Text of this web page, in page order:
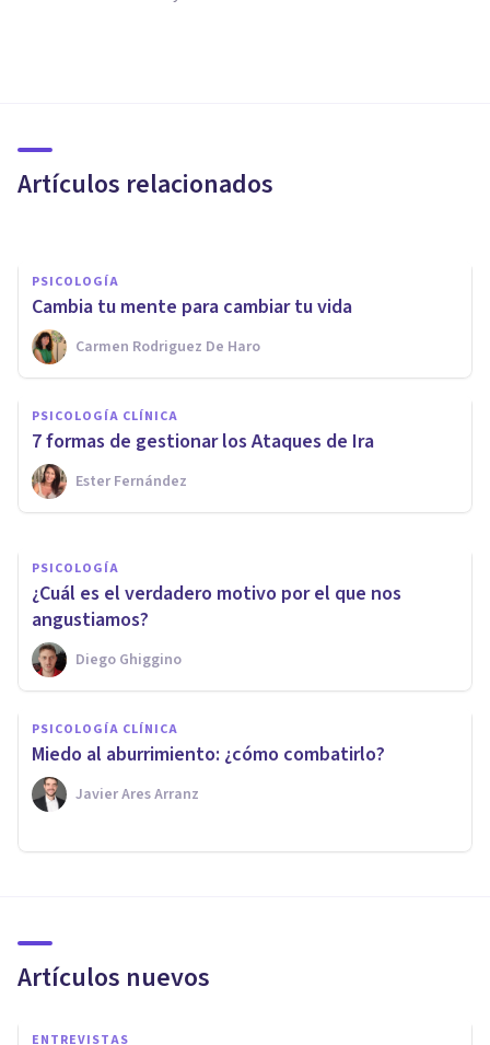
Artículos relacionados
decepciones
PSICOLOGÍA
Cambia tu mente para cambiar tu vida
Carmen Rodriguez De Haro
PSICOLOGÍA CLÍNICA
7 formas de gestionar los Ataques de Ira
Ester Fernández
PSICOLOGÍA
¿Qué se esconde detrás de
nuestros Miedos?
Ester Fernández
PSICOLOGÍA
¿Cuál es el verdadero motivo por el que nos
angustiamos?
Diego Ghiggino
PSICOLOGÍA CLÍNICA
Miedo al aburrimiento: ¿cómo combatirlo?
Javier Ares Arranz
Artículos nuevos
ENTREVISTAS